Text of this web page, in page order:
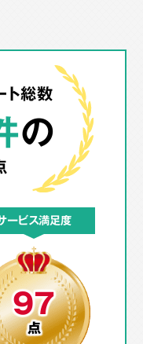
ト総数
の
ービス満足度
97
点